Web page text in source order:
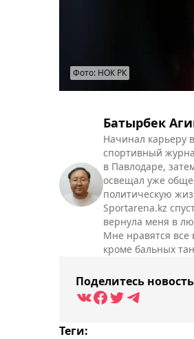
Фото: НОК РК
Батырбек
Начинал карьеру
спортивный
в Павлодаре,
освещал уже
политическую
Sportarena.kz
вернула меня в
Мне нравятся все
кроме бальных
Поделитесь
Теги: